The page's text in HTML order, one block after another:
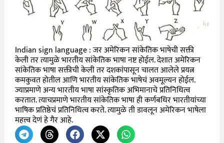
Indian sign language : जर अमेरिकन सांकेतिक भाषेची सक्ती
केली तर त्यामुळे भारतीय सांकेतिक भाषा नष्ट होईल. देशात अमेरिकन
सांकेतिक भाषा सक्तीची केली तर दशकांपासून चालत आलेले प्रयत्न
कमकुवत होतील आणि भारतीय सांकेतिक भाषेचं अवमूल्यन होईल.
ज्याप्रमाणे अन्य भारतीय भाषा सांस्कृतिक अभिमानाचे प्रतिनिधित्व
करतात. त्याचप्रमाणे भारतीय सांकेतिक भाषा ही कर्णबधिर भारतीयांच्या
भाषिक प्रतिष्ठेचं प्रतिनिधित्व करते. त्यामुळे ती डावलून अमेरिकन भाषेला
महत्त्व देणं हे गैर आहे.